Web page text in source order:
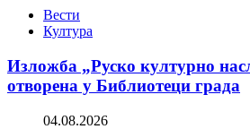
Вести
Култура
Изложба „Руско културно
отворена у Библиотеци града
04.08.2026